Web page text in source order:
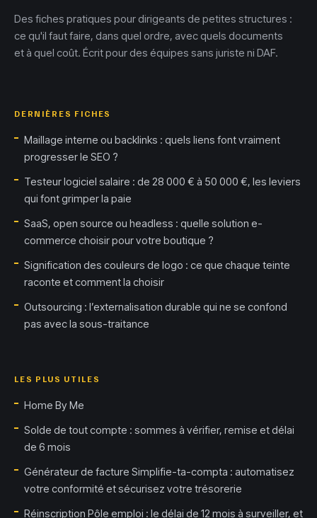
Des fiches pratiques pour dirigeants de petites structures :
ce qu'il faut faire, dans quel ordre, avec quels documents
et à quel coût. Écrit pour des équipes sans juriste ni DAF.
DERNIÈRES FICHES
Maillage interne ou backlinks : quels liens font vraiment
progresser le SEO ?
Testeur logiciel salaire : de 28 000 € à 50 000 €, les leviers
qui font grimper la paie
SaaS, open source ou headless : quelle solution e-
commerce choisir pour votre boutique ?
Signification des couleurs de logo : ce que chaque teinte
raconte et comment la choisir
Outsourcing : l’externalisation durable qui ne se confond
pas avec la sous-traitance
LES PLUS UTILES
Home By Me
Solde de tout compte : sommes à vérifier, remise et délai
de 6 mois
Générateur de facture Simplifie-ta-compta : automatisez
votre conformité et sécurisez votre trésorerie
Réinscription Pôle emploi : le délai de 12 mois à surveiller, et